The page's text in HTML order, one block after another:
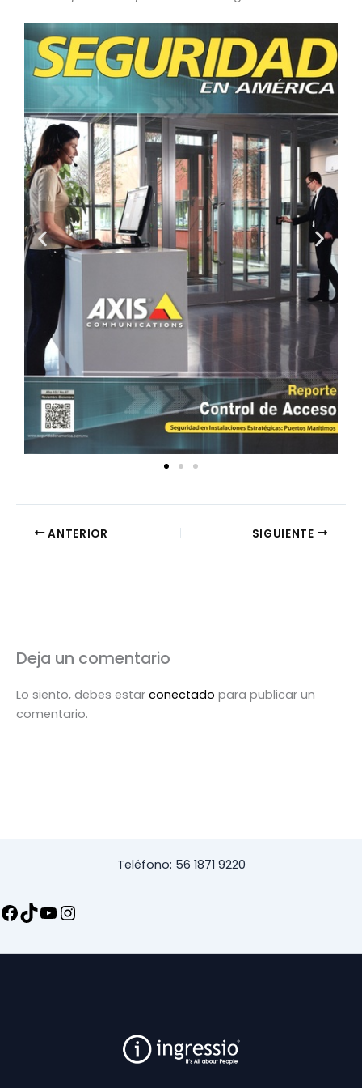
ANTERIOR SIGUIENTE
Deja un comentario
Lo siento, debes estar conectado para publicar un
comentario.
Teléfono: 56 1871 9220